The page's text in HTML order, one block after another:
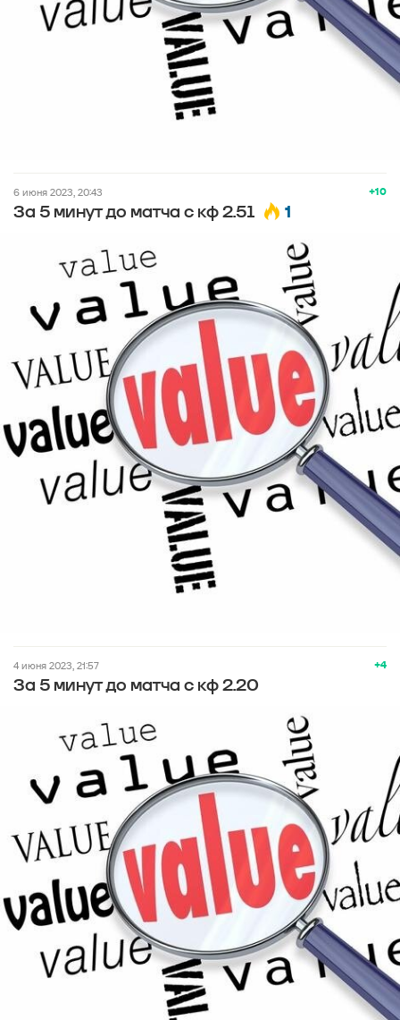
+10
6 июня 2023, 20:43
За 5 минут до матча с кф 2.51 1
+4
4 июня 2023, 21:57
За 5 минут до матча с кф 2.20